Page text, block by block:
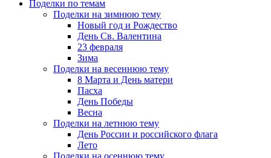
Поделки по темам
Поделки на зимнюю тему
Новый год и Рождество
День Св. Валентина
23 февраля
Зима
Поделки на весеннюю тему
8 Марта и День матери
Пасха
День Победы
Весна
Поделки на летнюю тему
День России и российского флага
Лето